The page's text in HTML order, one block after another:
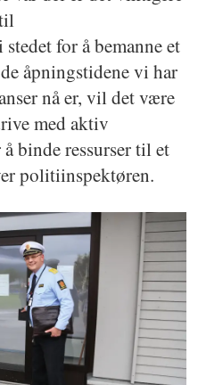
for å bemanne et
åpningstidene vi har
nå er, vil det være
med aktiv
binde ressurser til et
politiinspektøren.